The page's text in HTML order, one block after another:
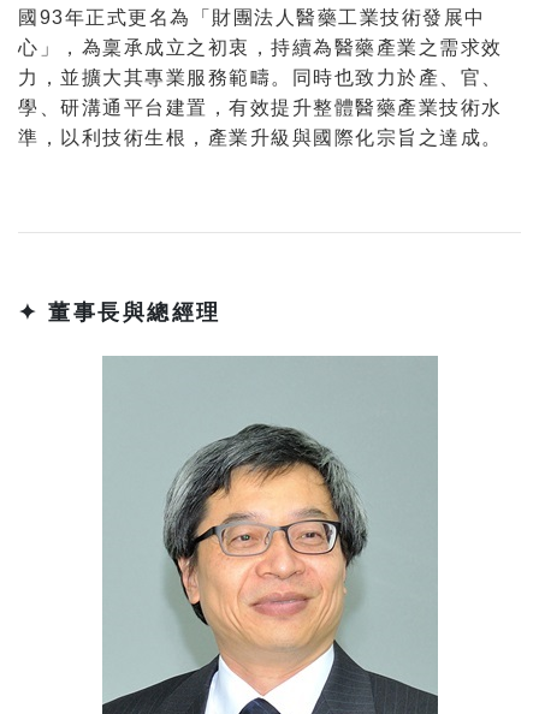
國93年正式更名為「財團法人醫藥工業技術發展中
心」，為稟承成立之初衷，持續為醫藥產業之需求效
力，並擴大其專業服務範疇。同時也致力於產、官、
學、研溝通平台建置，有效提升整體醫藥產業技術水
準，以利技術生根，產業升級與國際化宗旨之達成。
✦ 董事長與總經理